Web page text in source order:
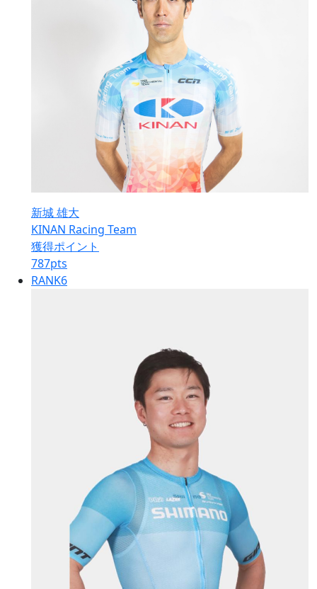
新城 雄大
KINAN Racing Team
獲得ポイント
787pts
RANK6